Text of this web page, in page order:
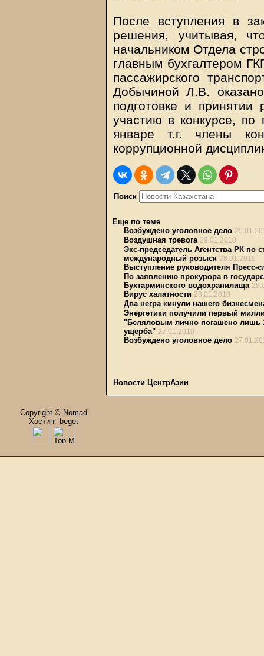
После вступления в
решения, учитывая,
начальником Отдела
главным бухгалтером
пассажирского
Добычиной Л.В.
подготовке и
участию в конкурсе, по
январе т.г. члены
коррупционной
Поиск
Еще по теме
Возбуждено уголовное дело
Воздушная тревога 29.01.2010
Экс-председатель Агентства РК по
международный розыск 28.01.2010
Выступление руководителя
По заявлению прокурора в
Бухтарминского водохранилища
Вирус халатности 28.01.2010
Два негра кинули нашего
Энергетики получили первый
"Беляловым лично погашено лишь
ущерба" 27.01.2010
Возбуждено уголовное дело
Новости ЦентрАзии
Copyright © Nomad
Хостинг beget